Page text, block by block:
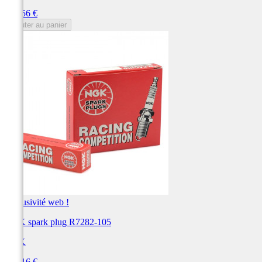
157,56 €
Ajouter au panier
Exclusivité web !
NGK spark plug R7282-105
NGK